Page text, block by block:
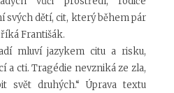
svých dětí, cit, který během pár
Františák.
mluví jazykem citu a risku,
a cti. Tragédie nevzniká ze zla,
svět druhých.“ Úprava textu